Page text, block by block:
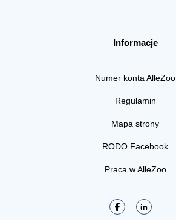
Informacje
Numer konta AlleZoo
Regulamin
Mapa strony
RODO Facebook
Praca w AlleZoo